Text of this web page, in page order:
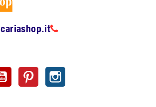
YouTube Pinterest